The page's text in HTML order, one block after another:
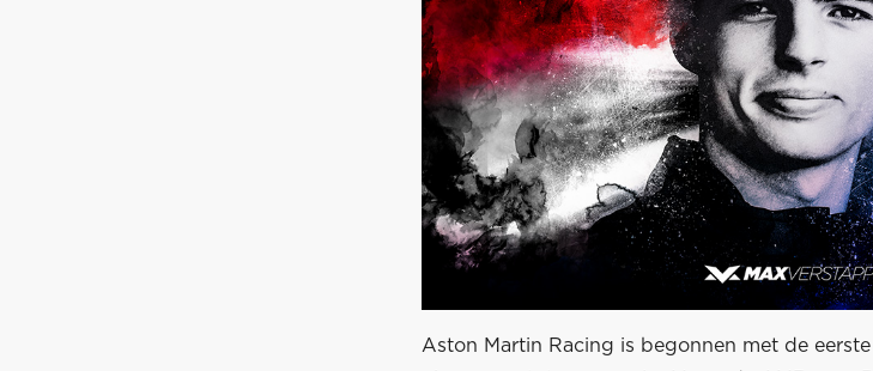
Aston Martin Racing is begonnen met de